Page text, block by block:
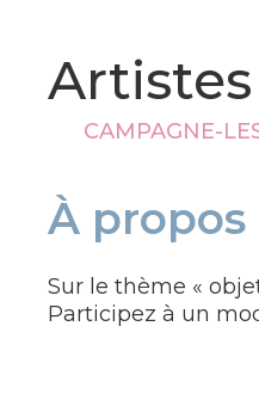
CAMPAGNE-
À propos
Sur le thème «
Participez à un